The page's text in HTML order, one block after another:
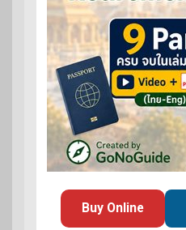
Buy Online